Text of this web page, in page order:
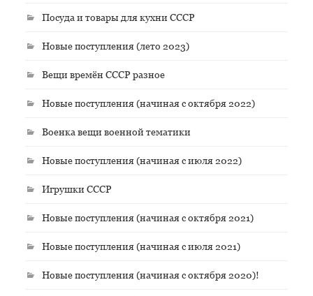
Посуда и товары для кухни СССР
Новые поступления (лето 2023)
Вещи времён СССР разное
Новые поступления (начиная с октября 2022)
Военка вещи военной тематики
Новые поступления (начиная с июля 2022)
Игрушки СССР
Новые поступления (начиная с октября 2021)
Новые поступления (начиная с июля 2021)
Новые поступления (начиная с октября 2020)!